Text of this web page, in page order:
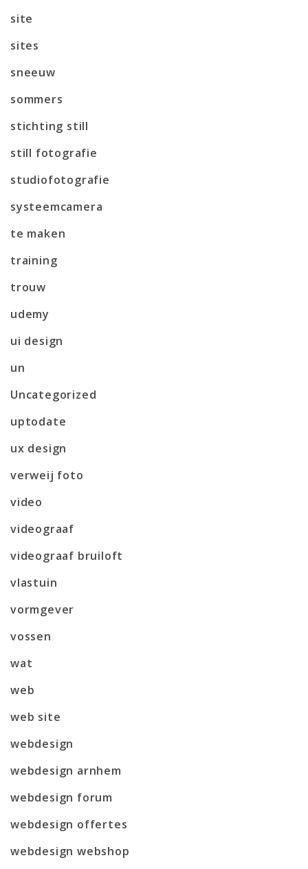
site
sites
sneeuw
sommers
stichting still
still fotografie
studiofotografie
systeemcamera
te maken
training
trouw
udemy
ui design
un
Uncategorized
uptodate
ux design
verweij foto
video
videograaf
videograaf bruiloft
vlastuin
vormgever
vossen
wat
web
web site
webdesign
webdesign arnhem
webdesign forum
webdesign offertes
webdesign webshop